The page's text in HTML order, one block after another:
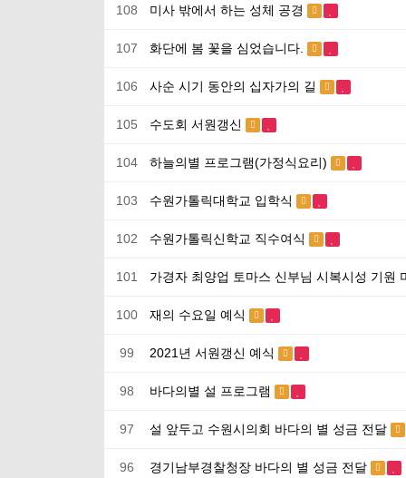
108 미사 밖에서 하는 성체 공경
107 화단에 봄 꽃을 심었습니다.
106 사순 시기 동안의 십자가의 길
105 수도회 서원갱신
104 하늘의별 프로그램(가정식요리)
103 수원가톨릭대학교 입학식
102 수원가톨릭신학교 직수여식
101 가경자 최양업 토마스 신부님 시복시성 기원
100 재의 수요일 예식
99 2021년 서원갱신 예식
98 바다의별 설 프로그램
97 설 앞두고 수원시의회 바다의 별 성금 전달
96 경기남부경찰청장 바다의 별 성금 전달